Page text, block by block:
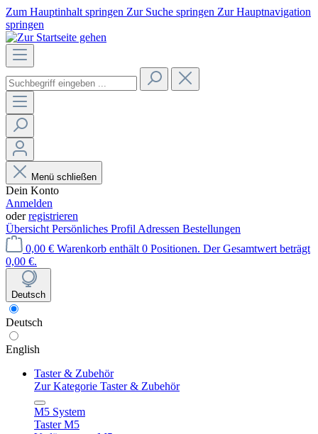
Zum Hauptinhalt springen Zur Suche springen Zur Hauptnavigation
springen
Menü schließen
Dein Konto
Anmelden
oderregistrieren
Übersicht Persönliches Profil Adressen Bestellungen
0,00 € Warenkorb enthält 0 Positionen. Der Gesamtwert beträgt
0,00 €.
Deutsch
Deutsch
English
Taster & Zubehör
Zur Kategorie Taster & Zubehör
M5 System
Taster M5